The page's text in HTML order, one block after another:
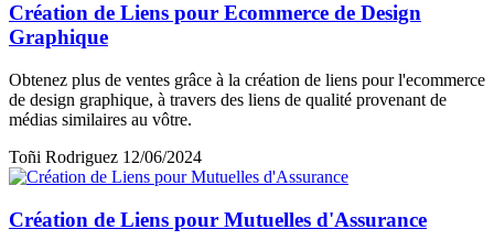
Création de Liens pour Ecommerce de Design
Graphique
Obtenez plus de ventes grâce à la création de liens pour l'ecommerce
de design graphique, à travers des liens de qualité provenant de
médias similaires au vôtre.
Toñi Rodriguez 12/06/2024
Création de Liens pour Mutuelles d'Assurance